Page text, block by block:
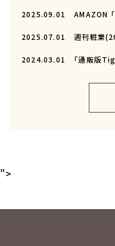
2025.09.01 AMAZON 「まつげ
2025.07.01 週刊粧業
2024.03.01 「通販版
">